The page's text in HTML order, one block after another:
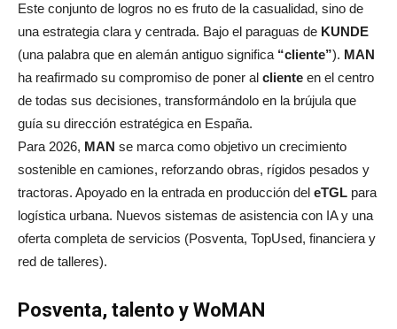
Este conjunto de logros no es fruto de la casualidad, sino de
una estrategia clara y centrada. Bajo el paraguas de KUNDE
(una palabra que en alemán antiguo significa “cliente”). MAN
ha reafirmado su compromiso de poner al cliente en el centro
de todas sus decisiones, transformándolo en la brújula que
guía su dirección estratégica en España.
Para 2026, MAN se marca como objetivo un crecimiento
sostenible en camiones, reforzando obras, rígidos pesados y
tractoras. Apoyado en la entrada en producción del eTGL para
logística urbana. Nuevos sistemas de asistencia con IA y una
oferta completa de servicios (Posventa, TopUsed, financiera y
red de talleres).
Posventa, talento y WoMAN